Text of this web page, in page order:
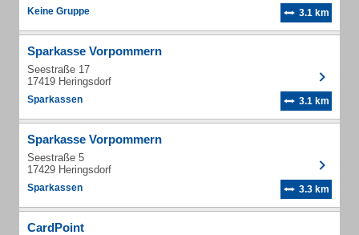
Keine Gruppe 3.1 km
Sparkasse Vorpommern
Seestraße 17
17419 Heringsdorf
Sparkassen 3.1 km
Sparkasse Vorpommern
Seestraße 5
17429 Heringsdorf
Sparkassen 3.3 km
CardPoint